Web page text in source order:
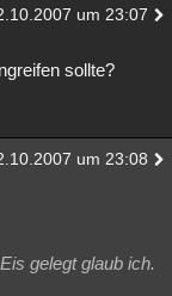
um 23:07
sollte?
um 23:08
gelegt glaub ich.